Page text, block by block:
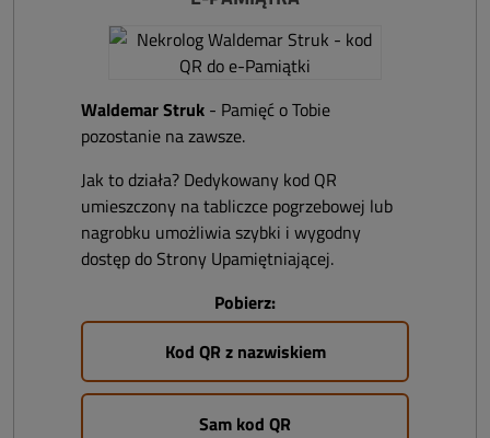
Waldemar Struk - Pamięć o Tobie
pozostanie na zawsze.
Jak to działa? Dedykowany kod QR
umieszczony na tabliczce pogrzebowej lub
nagrobku umożliwia szybki i wygodny
dostęp do Strony Upamiętniającej.
Pobierz:
Kod QR z nazwiskiem
Sam kod QR